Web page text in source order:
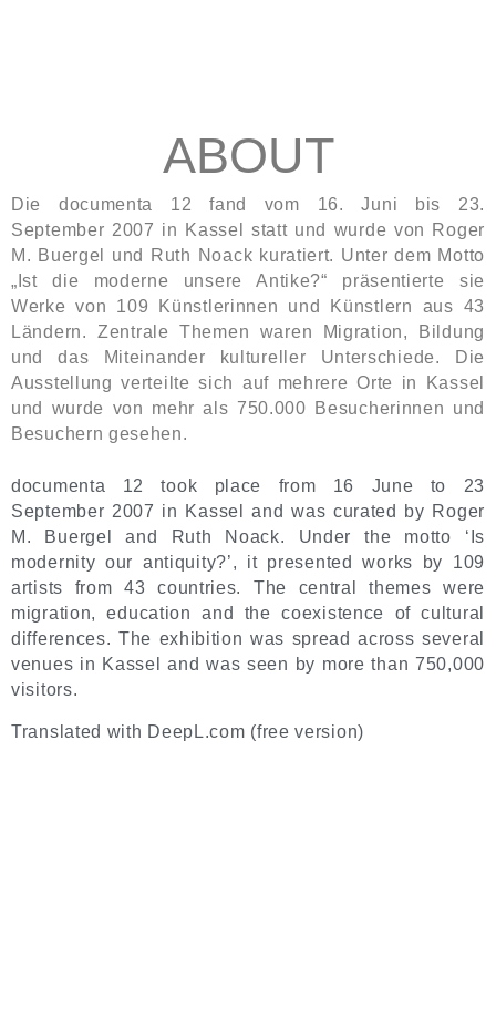
ABOUT
Die documenta 12 fand vom 16. Juni bis 23.
September 2007 in Kassel statt und wurde von Roger
M. Buergel und Ruth Noack kuratiert. Unter dem Motto
„Ist die moderne unsere Antike?“ präsentierte sie
Werke von 109 Künstlerinnen und Künstlern aus 43
Ländern. Zentrale Themen waren Migration, Bildung
und das Miteinander kultureller Unterschiede. Die
Ausstellung verteilte sich auf mehrere Orte in Kassel
und wurde von mehr als 750.000 Besucherinnen und
Besuchern gesehen.
documenta 12 took place from 16 June to 23
September 2007 in Kassel and was curated by Roger
M. Buergel and Ruth Noack. Under the motto ‘Is
modernity our antiquity?’, it presented works by 109
artists from 43 countries. The central themes were
migration, education and the coexistence of cultural
differences. The exhibition was spread across several
venues in Kassel and was seen by more than 750,000
visitors.
Translated with DeepL.com (free version)